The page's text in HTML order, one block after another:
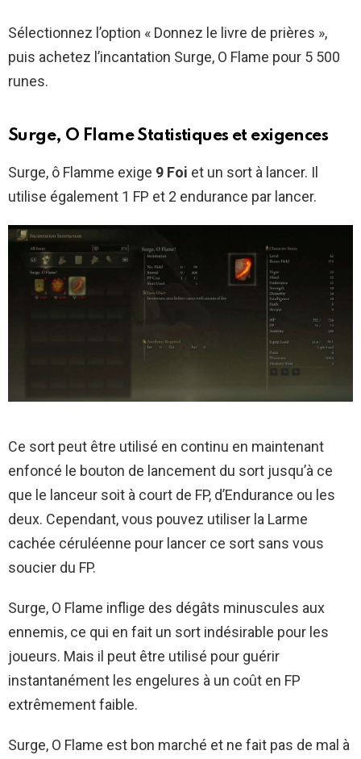
Sélectionnez l’option « Donnez le livre de prières »,
puis achetez l’incantation Surge, O Flame pour 5 500
runes.
Surge, O Flame Statistiques et exigences
Surge, ô Flamme exige 9 Foi et un sort à lancer. Il
utilise également 1 FP et 2 endurance par lancer.
Ce sort peut être utilisé en continu en maintenant
enfoncé le bouton de lancement du sort jusqu’à ce
que le lanceur soit à court de FP, d’Endurance ou les
deux. Cependant, vous pouvez utiliser la Larme
cachée céruléenne pour lancer ce sort sans vous
soucier du FP.
Surge, O Flame inflige des dégâts minuscules aux
ennemis, ce qui en fait un sort indésirable pour les
joueurs. Mais il peut être utilisé pour guérir
instantanément les engelures à un coût en FP
extrêmement faible.
Surge, O Flame est bon marché et ne fait pas de mal à